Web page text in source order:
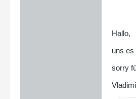
Hallo,
uns es
sorry